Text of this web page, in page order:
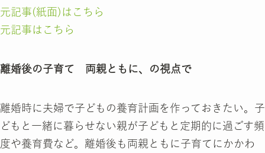
元記事(紙面)はこちら
元記事はこちら
離婚後の子育て 両親ともに、の視点で
離婚時に夫婦で子どもの養育計画を作っておきたい。子
どもと一緒に暮らせない親が子どもと定期的に過ごす頻
度や養育費など。離婚後も両親ともに子育てにかかわ